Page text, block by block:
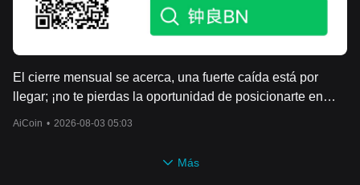
El cierre mensual se acerca, una fuerte caída está por
llegar; ¡no te pierdas la oportunidad de posicionarte en
AiCoin • 2026-08-03 05:03
Más